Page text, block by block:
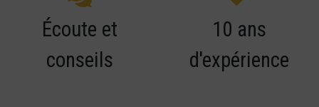
Écoute et
conseils
10 ans
d'expérience